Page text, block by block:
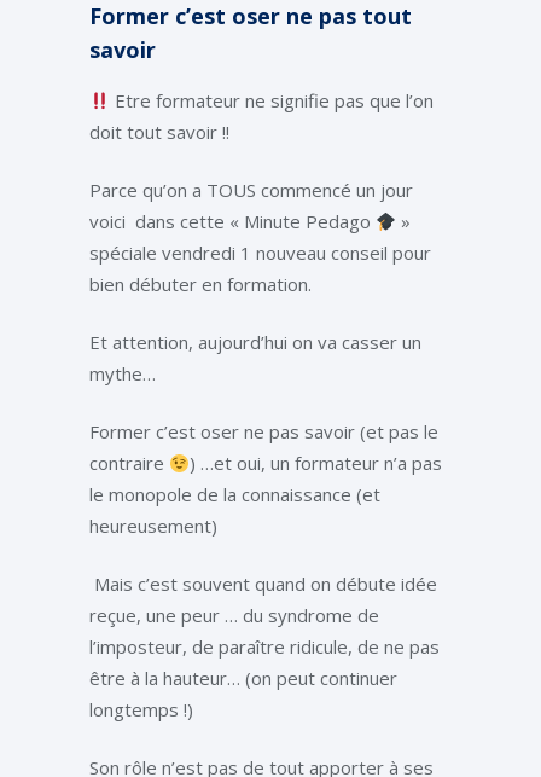
Former c’est oser ne pas tout
savoir
Etre formateur ne signifie pas que l’on
doit tout savoir !!
Parce qu’on a TOUS commencé un jour
voici dans cette « Minute Pedago
»
spéciale vendredi 1 nouveau conseil pour
bien débuter en formation.
Et attention, aujourd’hui on va casser un
mythe…
Former c’est oser ne pas savoir (et pas le
contraire
) …et oui, un formateur n’a pas
le monopole de la connaissance (et
heureusement)
Mais c’est souvent quand on débute idée
reçue, une peur … du syndrome de
l’imposteur, de paraître ridicule, de ne pas
être à la hauteur… (on peut continuer
longtemps !)
Son rôle n’est pas de tout apporter à ses